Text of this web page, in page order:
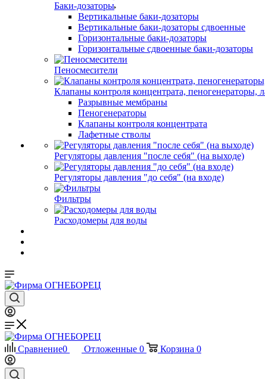
Баки-дозаторы
Вертикальные баки-дозаторы
Вертикальные баки-дозаторы сдвоенные
Горизонтальные баки-дозаторы
Горизонтальные сдвоенные баки-дозаторы
Пеносмесители
Клапаны контроля концентрата, пеногенераторы,
Разрывные мембраны
Пеногенераторы
Клапаны контроля концентрата
Лафетные стволы
Регуляторы давления "после себя" (на выходе)
Регуляторы давления "до себя" (на входе)
Фильтры
Расходомеры для воды
Сравнение0 Отложенные 0 Корзина 0